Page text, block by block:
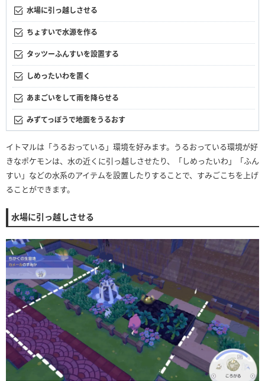
水場に引っ越しさせる
ちょすいで水源を作る
タッツーふんすいを設置する
しめったいわを置く
あまごいをして雨を降らせる
みずてっぽうで地面をうるおす
イトマルは「うるおっている」環境を好みます。うるおっている環境が好
きなポケモンは、水の近くに引っ越しさせたり、「しめったいわ」「ふん
すい」などの水系のアイテムを設置したりすることで、すみごこちを上げ
ることができます。
水場に引っ越しさせる